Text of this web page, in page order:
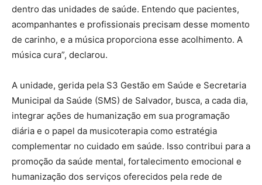
dentro das unidades de saúde. Entendo que pacientes,
acompanhantes e profissionais precisam desse momento
de carinho, e a música proporciona esse acolhimento. A
música cura”, declarou.
A unidade, gerida pela S3 Gestão em Saúde e Secretaria
Municipal da Saúde (SMS) de Salvador, busca, a cada dia,
integrar ações de humanização em sua programação
diária e o papel da musicoterapia como estratégia
complementar no cuidado em saúde. Isso contribui para a
promoção da saúde mental, fortalecimento emocional e
humanização dos serviços oferecidos pela rede de